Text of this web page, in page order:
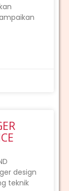
design
teknik